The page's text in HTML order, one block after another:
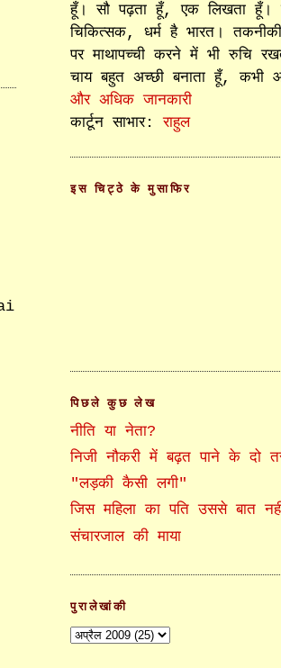
हूँ। सौ पढ़ता हूँ, एक लिखता
चिकित्सक, धर्म है भारत। तकनीकी
पर माथापच्ची करने में भी रुचि
चाय बहुत अच्छी बनाता हूँ, कभी
और अधिक जानकारी
कार्टून साभार:राहुल
इस चिट्ठे के मुसाफिर
पिछले कुछ लेख
नीति या नेता?
निजी नौकरी में बढ़त पाने के दो
"लड़की कैसी लगी"
जिस महिला का पति उससे बात
संचारजाल की माया
पुरालेखांकी